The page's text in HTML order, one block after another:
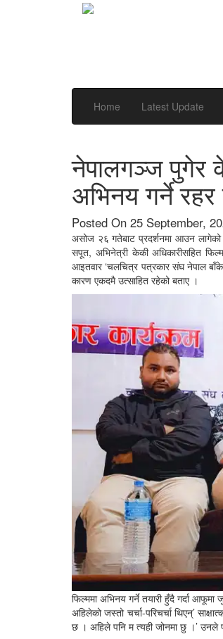
Home Latest Update
नेपालगञ्ज पुगेर
अभिनय गर्ने रहर
Posted On 25 September,
असोज २६ गतेबाट प्रदर्शनमा आउन लागेको
सपूत, अभिनेत्री केकी अधिकारीसहित
आइतवार ‘चलचित्र पत्रकार संघ नेपाल
कारण एकदमै उत्साहित रहेको बताए ।
फिल्ममा अभिनय गर्ने तयारी हुँदै गर्दा
अहिलेको जस्तो चर्चा-परिचर्चा थिएन्’
छ । अहिले पनि म त्यही जोनमा छु ।’ उनले